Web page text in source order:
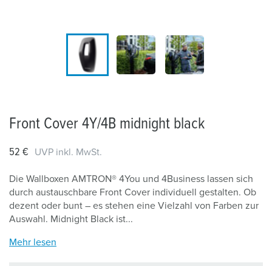
Front Cover 4Y/4B midnight black
52 € UVP inkl. MwSt.
Die Wallboxen AMTRON® 4You und 4Business lassen sich
durch austauschbare Front Cover individuell gestalten. Ob
dezent oder bunt – es stehen eine Vielzahl von Farben zur
Auswahl. Midnight Black ist...
Mehr lesen